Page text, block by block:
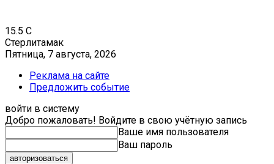
15.5 C
Стерлитамак
Пятница, 7 августа, 2026
Реклама на сайте
Предложить событие
войти в систему
Добро пожаловать! Войдите в свою учётную запись
Ваше имя пользователя
Ваш пароль